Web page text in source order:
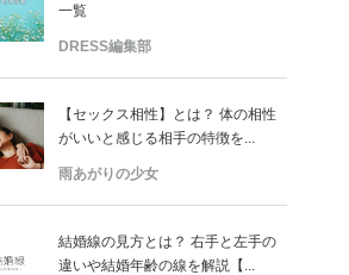
一覧
DRESS編集部
【セックス相性】とは？ 体の相性
がいいと感じる相手の特徴を...
雨あがりの少女
結婚線の見方とは？ 右手と左手の
違いや結婚年齢の線を解説【...